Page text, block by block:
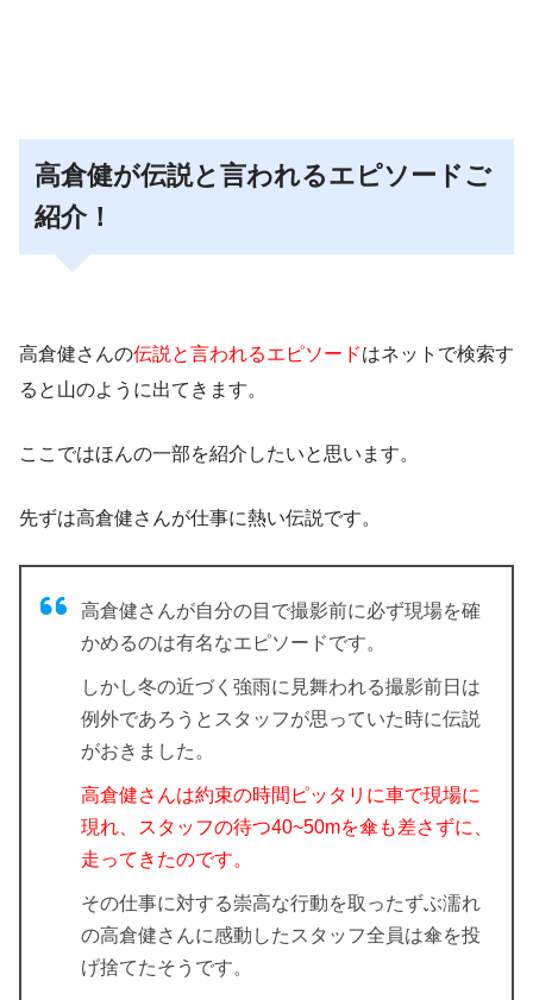
高倉健が伝説と言われるエピソードご
紹介！
高倉健さんの伝説と言われるエピソードはネットで検索す
ると山のように出てきます。
ここではほんの一部を紹介したいと思います。
先ずは高倉健さんが仕事に熱い伝説です。
高倉健さんが自分の目で撮影前に必ず現場を確
かめるのは有名なエピソードです。
しかし冬の近づく強雨に見舞われる撮影前日は
例外であろうとスタッフが思っていた時に伝説
がおきました。
高倉健さんは約束の時間ピッタリに車で現場に
現れ、スタッフの待つ40~50mを傘も差さずに、
走ってきたのです。
その仕事に対する崇高な行動を取ったずぶ濡れ
の高倉健さんに感動したスタッフ全員は傘を投
げ捨てたそうです。